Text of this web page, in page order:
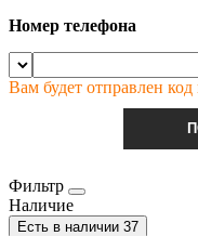
Номер телефона
Вам будет отправлен
Фильтр
Наличие
Есть в наличии 37